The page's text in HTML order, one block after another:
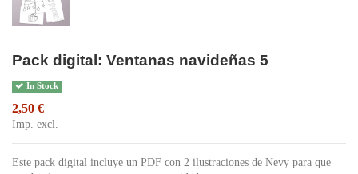
Pack digital: Ventanas navideñas 5
In Stock
2,50 €
Imp. excl.
Este pack digital incluye un PDF con 2 ilustraciones de Nevy para que